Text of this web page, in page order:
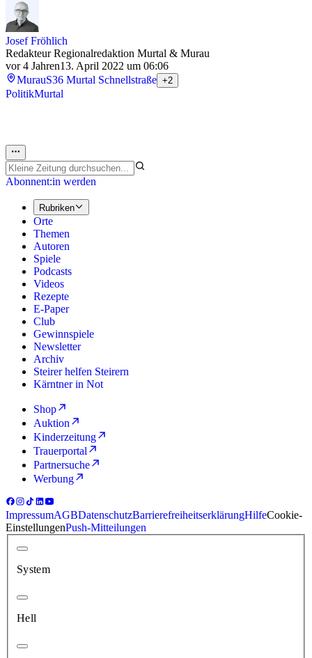
Josef Fröhlich
Redakteur Regionalredaktion Murtal & Murau
vor 4 Jahren13. April 2022 um 06:06
MurauS36 Murtal Schnellstraße +2
PolitikMurtal
Abonnent:in werden
Rubriken
Orte
Themen
Autoren
Spiele
Podcasts
Videos
Rezepte
E-Paper
Club
Gewinnspiele
Newsletter
Archiv
Steirer helfen Steirern
Kärntner in Not
Shop
Auktion
Kinderzeitung
Trauerportal
Partnersuche
Werbung
ImpressumAGBDatenschutzBarrierefreiheitserklärungHilfeCookie-
EinstellungenPush-Mitteilungen
System
Hell